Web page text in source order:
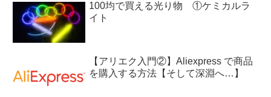
100均で買える光り物 ①ケミカルラ
イト
【アリエク入門②】Aliexpress で商品
を購入する方法【そして深淵へ…】